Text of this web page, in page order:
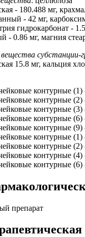
- 180.488 мг,
- 42 мг,
гидрокарбонат -
- 0.86 мг, магния
субстанции-
15.8 мг, кальция
контурные
контурные
контурные
контурные
контурные
контурные
контурные
контурные
контурные
препарат